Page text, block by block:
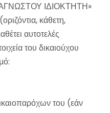
«ΑΓΝΩΣΤΟΥ ΙΔΙΟΚΤΗΤΗ»
κάθετη,
αυτοτελές
του δικαιούχου
του (εάν